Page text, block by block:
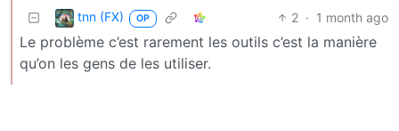
tnn (FX) OP 2 · 1 month ago
Le problème c’est rarement les outils c’est la manière
qu’on les gens de les utiliser.